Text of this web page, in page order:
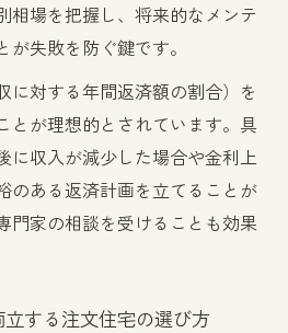
相場を把握し、将来的なメンテ
失敗を防ぐ鍵です。
に対する年間返済額の割合）を
とが理想的とされています。具
に収入が減少した場合や金利上
のある返済計画を立てることが
門家の相談を受けることも効果
する注文住宅の選び方